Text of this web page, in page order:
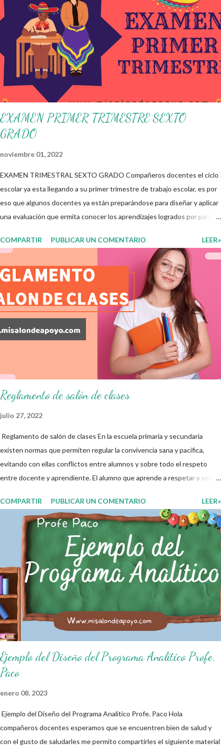
decisiones sobre su organización, la gestión del tiempo acorde a las
necesidades de la escuela y las acciones que decidan emprender para
apropiarse y resignificar el Plan de Estudio dentro y fuera de este
espacio. En esta Primera Sesión Ordinaria se les invita a que
reflexionen y acuerden posibles acciones a realizar colaborativamente
en la escuela y con la comunidad, a fin de atender las problemáticas
identificadas. Compañeros docentes en est...
EXAMEN PRIMER TRIMESTRE SEXTO
GRADO
noviembre 01, 2022
EXAMEN TRIMESTRAL SEXTO GRADO Compañeros docentes el ciclo
escolar ya esta llegando a su primer trimestre de trabajo escolar, es por
eso que algunos docentes ya están preparándose para diseñar y aplicar
una evaluación que ermita conocer los aprendizajes logrados por parte
para evaluar las diferentes asignaturas que sus alumnos cursaron
durante este ciclo escolar, permitiendo obtener un mayor panorama de
los aprendizajes claves que sus nuevos aprendientes ya lograron
alcanzar y de aquellos que aun necesitan consolidar. Esto con la
finalidad de que elaboramos un plan de intervención adecuado para
atender las necesidades que nuestro grupo requiera de acuerdo a los
resultados del examen trimestral que apliquemos. Sin mas que decir les
damos las gracias para seguir apoyándonos en este nuevo blog
educativo y gracias por su preferencia. Recuerden que todo material
COMPARTIR PUBLICAR UN COMENTARIO LEER»
Reglamento de salón de clases
julio 27, 2022
Reglamento de salón de clases En la escuela primaria y secundaria
existen normas que permiten regular la convivencia sana y pacifica,
evitando con ellas conflictos entre alumnos y sobre todo el respeto
entre docente y aprendiente. El alumno que aprende a respetar y seguir
entiende las consecuencias de sus acciones, es por eso que el objetivo
fundamental de las normas de clases o reglamento de aula buscan
formar aprendientes que desde pequeños, entiendan, analizan y
practiquen las grandes responsabilidades que conlleva ser un buen
ciudadano. A continuación les compartimos algunos ejemplos de reglas
de salón de clases: 1. Cumplo con mis tareas y trabajos. 2. Cuidado mi
higiene personal. 3. Levanto la mano para hablar. 4. Pido permiso para
ir al baño 5. Deposito la basura en su lugar. 6. Cumplo con mis útiles
esc...
COMPARTIR PUBLICAR UN COMENTARIO LEER»
Ejemplo del Diseño del Programa Analítico Profe.
Paco
enero 08, 2023
Ejemplo del Diseño del Programa Analítico Profe. Paco Hola
compañeros docentes esperamos que se encuentren bien de salud y
con el gusto de saludarles me permito compartirles el siguiente material